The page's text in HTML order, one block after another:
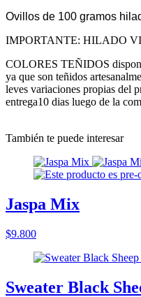
Ovillos de 100 gramos
IMPORTANTE: HILADO
COLORES TEÑIDOS
ya que son teñidos
leves variaciones propias del
entrega10 dias luego de la
También te puede interesar
Jaspa Mix
$9.800
Sweater Black